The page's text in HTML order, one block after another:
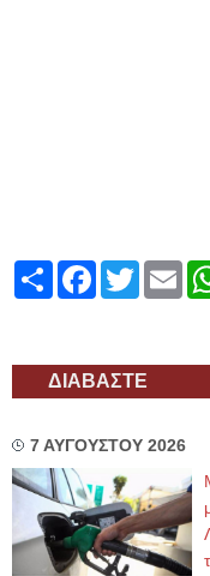
ShareFacebook
Twitter
ΔΙΑΒΑΣΤΕ
7 ΑΥΓΟΥΣΤΟΥ 2026